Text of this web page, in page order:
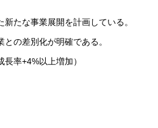
たな事業展開を計画している。
の差別化が明確である。
長率+4%以上増加）